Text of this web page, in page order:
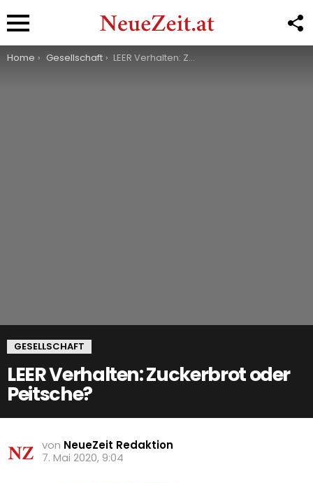
You are here:
Home Gesellschaft LEER Verhalten: Zuckerbrot oder Peitsche?
GESELLSCHAFT
LEER Verhalten: Zuckerbrot oder
Peitsche?
von NeueZeit Redaktion
7. Mai 2020, 9:04